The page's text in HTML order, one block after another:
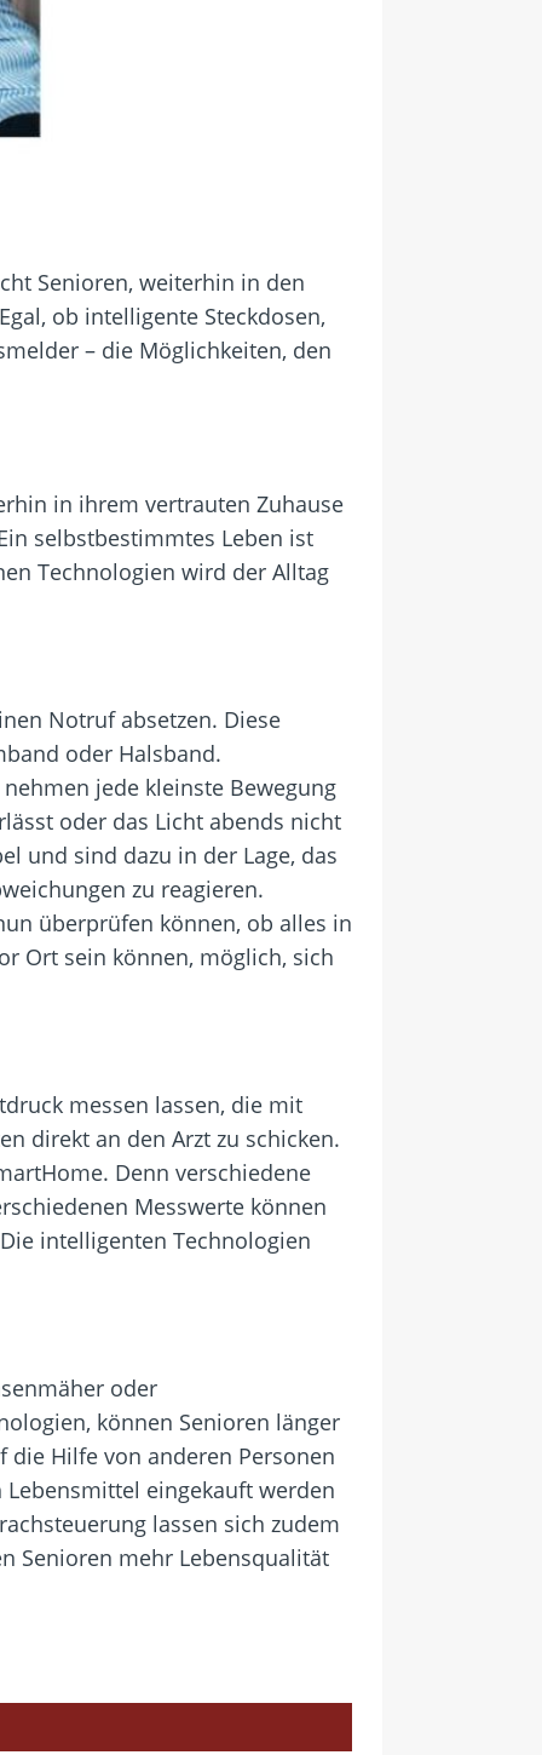
Senioren, weiterhin in den
ob intelligente Steckdosen,
– die Möglichkeiten, den
in ihrem vertrauten Zuhause
selbstbestimmtes Leben ist
Technologien wird der Alltag
Notruf absetzen. Diese
oder Halsband.
jede kleinste Bewegung
oder das Licht abends nicht
und sind dazu in der Lage, das
zu reagieren.
überprüfen können, ob alles in
Ort sein können, möglich, sich
messen lassen, die mit
direkt an den Arzt zu schicken.
Denn verschiedene
Messwerte können
intelligenten Technologien
oder
können Senioren länger
Hilfe von anderen Personen
eingekauft werden
lassen sich zudem
Senioren mehr Lebensqualität